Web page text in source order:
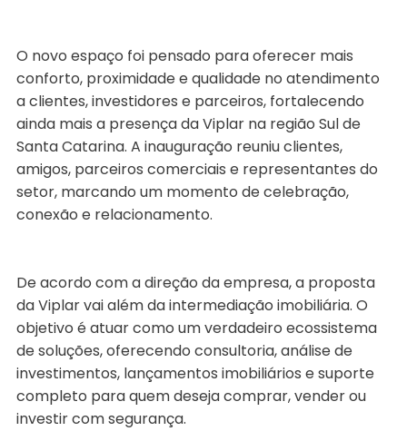
O novo espaço foi pensado para oferecer mais
conforto, proximidade e qualidade no atendimento
a clientes, investidores e parceiros, fortalecendo
ainda mais a presença da Viplar na região Sul de
Santa Catarina. A inauguração reuniu clientes,
amigos, parceiros comerciais e representantes do
setor, marcando um momento de celebração,
conexão e relacionamento.
De acordo com a direção da empresa, a proposta
da Viplar vai além da intermediação imobiliária. O
objetivo é atuar como um verdadeiro ecossistema
de soluções, oferecendo consultoria, análise de
investimentos, lançamentos imobiliários e suporte
completo para quem deseja comprar, vender ou
investir com segurança.